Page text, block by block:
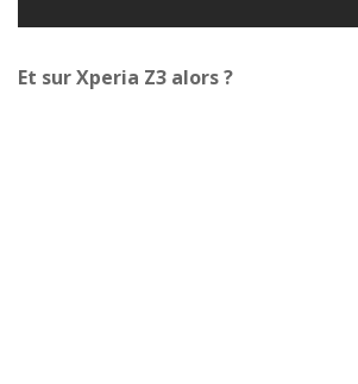
Et sur Xperia Z3 alors ?